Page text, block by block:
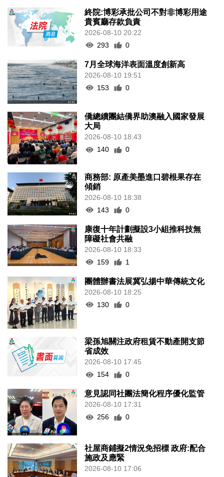
終院:博彩承批公司不對非博彩用途
貴賓廳存款負責
2026-08-10 20:22
293
0
7月全球海洋表面溫度創新高
2026-08-10 19:51
153
0
僑總續團結僑界助澳融入國家發展
大局
2026-08-10 18:43
140
0
商務部: 原產美墨進口碧根果存在
傾銷
2026-08-10 18:38
143
0
康復十年計劃擬設3小組推科技無
障礙社會共融
2026-08-10 18:33
159
1
團體辦書法展冀弘揚中華傳統文化
2026-08-10 18:25
130
0
梁孫旭關注政府租賃不動產開支節
省成效
2026-08-10 17:45
154
0
意見認同社團法簡化程序優化監管
2026-08-10 17:31
256
0
社屋商鋪擬2情況免招標 政府:配合
施政及應緊
2026-08-10 17:06